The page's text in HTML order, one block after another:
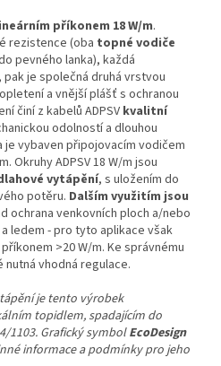
příkonem 18 W/m.
rezistence (oba topné vodiče
pevného lanka), každá
je společná druhá vrstvou
a vnější plášť s ochranou
činí z kabelů ADPSV kvalitní
odolností a dlouhou
je vybaven připojovacím vodičem
Okruhy ADPSV 18 W/m jsou
vytápění, s uložením do
potěru. Dalším využitím jsou
ochrana venkovních ploch a/nebo
ledem - pro tyto aplikace však
>20 W/m. Ke správnému
vhodná regulace.
je tento výrobek
topidlem, spadajícím do
1103. Grafický symbolEcoDesign
informace a podmínky pro jeho